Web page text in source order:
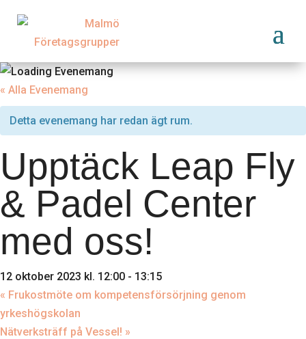
« Alla Evenemang
Detta evenemang har redan ägt rum.
Upptäck Leap Fly
& Padel Center
med oss!
12 oktober 2023 kl. 12:00 - 13:15
« Frukostmöte om kompetensförsörjning genom
yrkeshögskolan
Nätverksträff på Vessel! »